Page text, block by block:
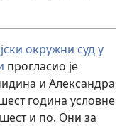
окружни суд у
прогласио је
и Александра
година условне
и по. Они за